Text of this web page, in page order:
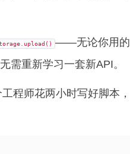
——无论你用的
需重新学习一套新API。
程师花两小时写好脚本，